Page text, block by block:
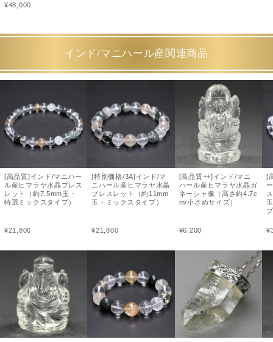
¥48,000
インド/マニハール産関連商品
[高品質]インド/マニハー
ル産ヒマラヤ水晶ブレス
レット（約7.5mm玉・
特選ミックスタイプ）
¥21,800
[特別価格/3A]インド/マ
ニハール産ヒマラヤ水晶
ブレスレット（約11mm
玉・ミックスタイプ）
¥21,800
[高品質++]インド/マニ
ハール産ヒマラヤ水晶ガ
ネーシャ像（高さ約4.7c
m/小さめサイズ）
¥6,200
[
¥